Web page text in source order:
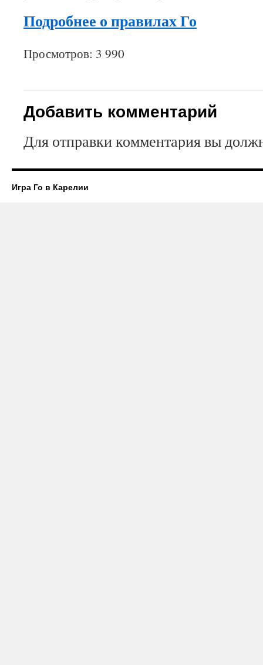
Подробнее о правилах Го
Просмотров: 3 990
Добавить комментарий
Для отправки комментария вы
Игра Го в Карелии